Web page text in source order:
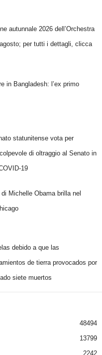
autunnale 2026 dell’Orchestra
per tutti i dettagli, clicca
in Bangladesh: l’ex primo
statunitense vota per
di oltraggio al Senato in
19
Michelle Obama brilla nel
debido a que las
de tierra provocados por
siete muertos
48494
13799
2242